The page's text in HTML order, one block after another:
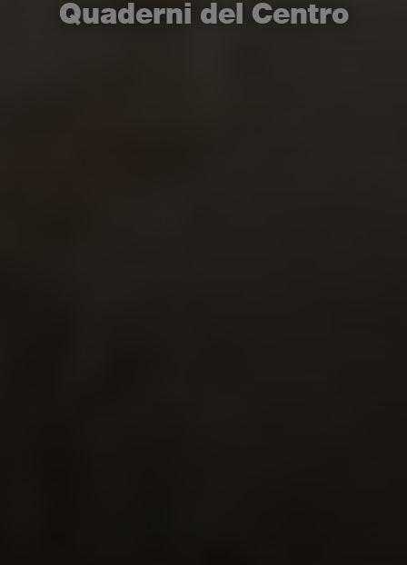
Quaderni del Centro